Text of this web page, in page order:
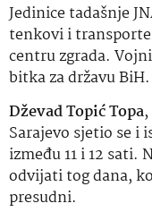
Jedinice tadašnje
tenkovi i
centru zgrada.
bitka za državu BiH.
Dževad Topić Topa
Sarajevo sjetio se i
između 11 i 12 sati.
odvijati tog dana,
presudni.